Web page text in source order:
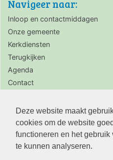
Deze website maakt
cookies om de website
functioneren en het gebruik
te kunnen analyseren.
Navigeer naar:
Inloop en contactmiddagen
Onze gemeente
Kerkdiensten
Terugkijken
Agenda
Contact